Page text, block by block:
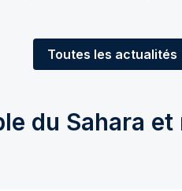
Toutes les actualités
du Sahara